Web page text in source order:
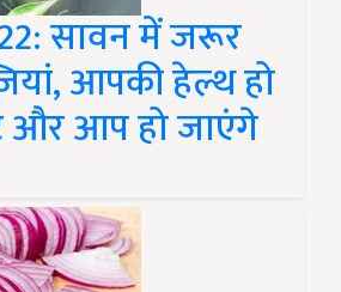
सावन में जरूर
आपकी हेल्थ हो
और आप हो जाएंगे